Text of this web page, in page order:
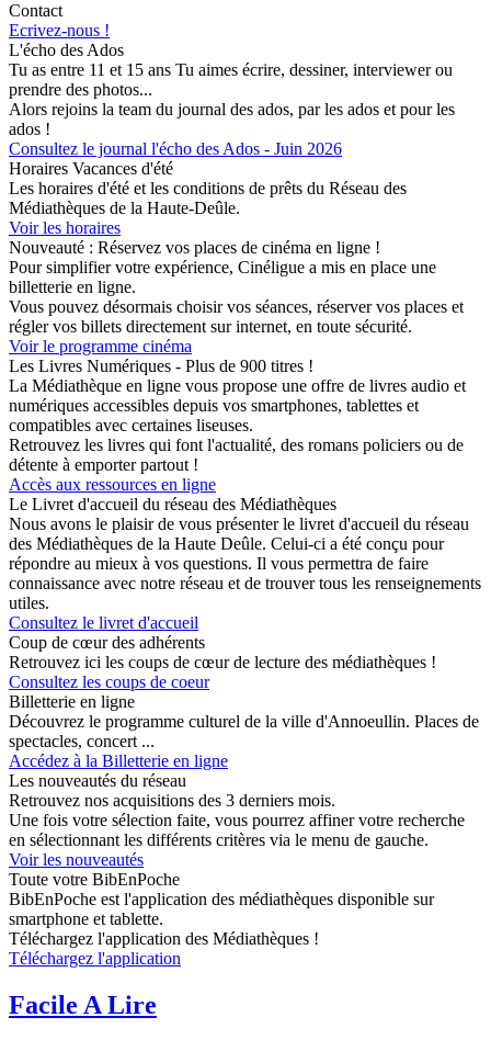
Contact
Ecrivez-nous !
L'écho des Ados
Tu as entre 11 et 15 ans Tu aimes écrire, dessiner, interviewer ou
prendre des photos...
Alors rejoins la team du journal des ados, par les ados et pour les
ados !
Consultez le journal l'écho des Ados - Juin 2026
Horaires Vacances d'été
Les horaires d'été et les conditions de prêts du Réseau des
Médiathèques de la Haute-Deûle.
Voir les horaires
Nouveauté : Réservez vos places de cinéma en ligne !
Pour simplifier votre expérience, Cinéligue a mis en place une
billetterie en ligne.
Vous pouvez désormais choisir vos séances, réserver vos places et
régler vos billets directement sur internet, en toute sécurité.
Voir le programme cinéma
Les Livres Numériques - Plus de 900 titres !
La Médiathèque en ligne vous propose une offre de livres audio et
numériques accessibles depuis vos smartphones, tablettes et
compatibles avec certaines liseuses.
Retrouvez les livres qui font l'actualité, des romans policiers ou de
détente à emporter partout !
Accès aux ressources en ligne
Le Livret d'accueil du réseau des Médiathèques
Nous avons le plaisir de vous présenter le livret d'accueil du réseau
des Médiathèques de la Haute Deûle. Celui-ci a été conçu pour
répondre au mieux à vos questions. Il vous permettra de faire
connaissance avec notre réseau et de trouver tous les renseignements
utiles.
Consultez le livret d'accueil
Coup de cœur des adhérents
Retrouvez ici les coups de cœur de lecture des médiathèques !
Consultez les coups de coeur
Billetterie en ligne
Découvrez le programme culturel de la ville d'Annoeullin. Places de
spectacles, concert ...
Accédez à la Billetterie en ligne
Les nouveautés du réseau
Retrouvez nos acquisitions des 3 derniers mois.
Une fois votre sélection faite, vous pourrez affiner votre recherche
en sélectionnant les différents critères via le menu de gauche.
Voir les nouveautés
Toute votre BibEnPoche
BibEnPoche est l'application des médiathèques disponible sur
smartphone et tablette.
Téléchargez l'application des Médiathèques !
Téléchargez l'application
Facile A Lire